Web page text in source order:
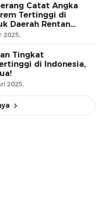
Catat Angka
Tertinggi di
Daerah Rentan
2025,
Tingkat
di Indonesia,
2025,